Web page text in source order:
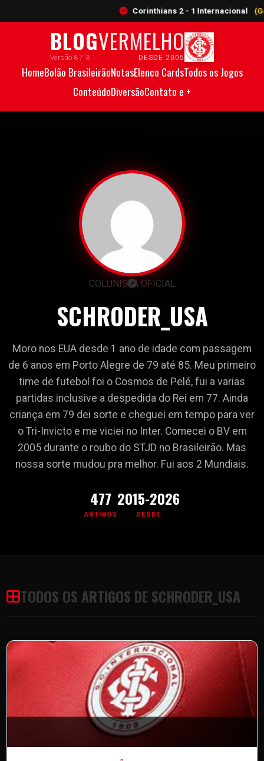
Corinthians 2 - 1 Internacional (Gols:
BLOGVERMELHO
Versão 87.3 DESDE 2005
HomeBolão BrasileirãoNotasElenco CardsTodos os Jogos
ConteúdoDiversãoContato e +
COLUNISTA OFICIAL
SCHRODER_USA
Moro nos EUA desde 1 ano de idade com passagem
de 6 anos em Porto Alegre de 79 até 85. Meu primeiro
time de futebol foi o Cosmos de Pelé, fui a varias
partidas inclusive a despedida do Rei em 77. Ainda
criança em 79 dei sorte e cheguei em tempo para ver
o Tri-Invicto e me viciei no Inter. Comecei o BV em
2005 durante o roubo do STJD no Brasileirão. Mas
nossa sorte mudou pra melhor. Fui aos 2 Mundiais.
477
ARTIGOS
2015-2026
DESDE
TODOS OS ARTIGOS DE SCHRODER_USA